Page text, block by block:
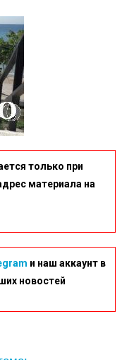
только при
материала на
и наш аккаунт в
новостей